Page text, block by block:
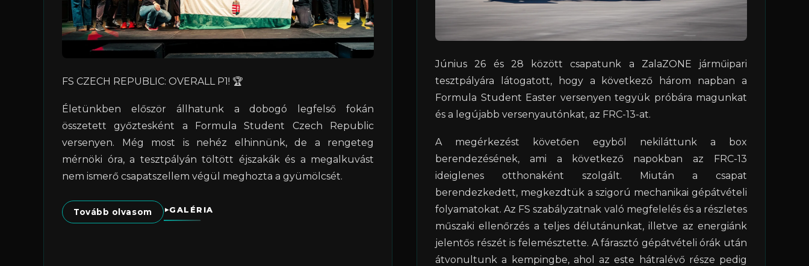
FS CZECH REPUBLIC: OVERALL P1! 🏆
Életünkben először állhatunk a dobogó legfelső fokán
összetett győztesként a Formula Student Czech Republic
versenyen. Még most is nehéz elhinnünk, de a rengeteg
mérnöki óra, a tesztpályán töltött éjszakák és a megalkuvást
nem ismerő csapatszellem végül meghozta a gyümölcsét.
Tovább olvasom GALÉRIA
Június 26 és 28 között csapatunk a ZalaZONE járműipari
tesztpályára látogatott, hogy a következő három napban a
Formula Student Easter versenyen tegyük próbára magunkat
és a legújabb versenyautónkat, az FRC-13-at.
A megérkezést követően egyből nekiláttunk a box
berendezésének, ami a következő napokban az FRC-13
ideiglenes otthonaként szolgált. Miután a csapat
berendezkedett, megkezdtük a szigorú mechanikai gépátvételi
folyamatokat. Az FS szabályzatnak való megfelelés és a részletes
műszaki ellenőrzés a teljes délutánunkat, illetve az energiánk
jelentős részét is felemésztette. A fárasztó gépátvételi órák után
átvonultunk a kempingbe, ahol az este hátralévő része pedig